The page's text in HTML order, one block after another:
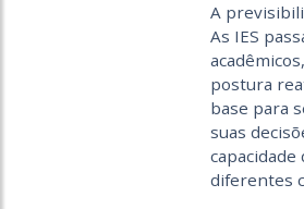
A
As IES
postura
base para
suas
diferentes